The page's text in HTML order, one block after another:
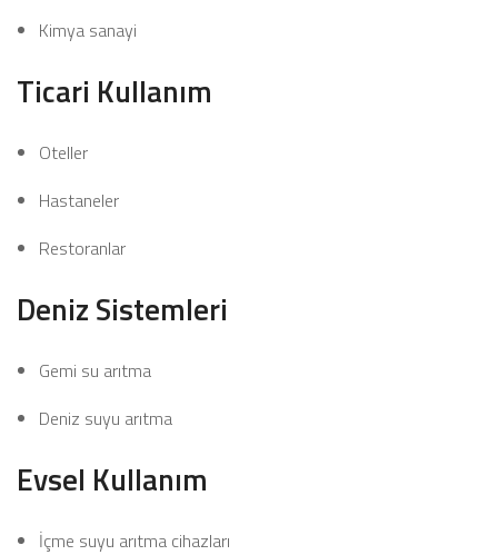
Kimya sanayi
Ticari Kullanım
Oteller
Hastaneler
Restoranlar
Deniz Sistemleri
Gemi su arıtma
Deniz suyu arıtma
Evsel Kullanım
İçme suyu arıtma cihazları